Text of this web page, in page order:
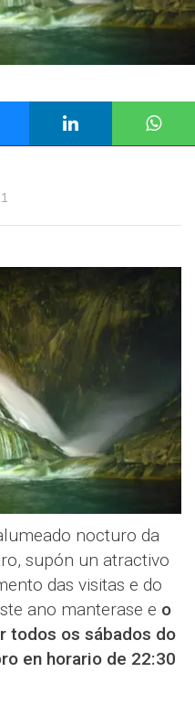
nocturo da
supón un atractivo
das visitas e do
ano manterase e o
todos os sábados do
en horario de 22:30